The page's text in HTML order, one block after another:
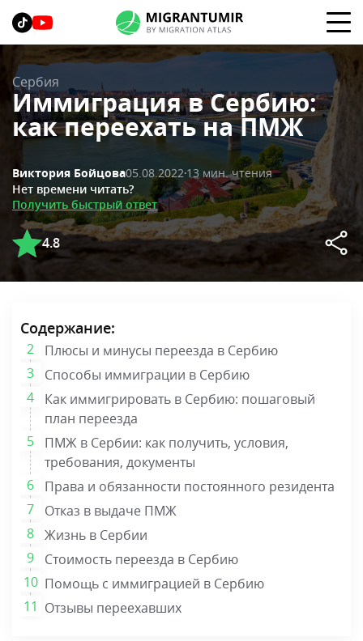
Сербия
Иммиграция в Сербию:
как переехать на ПМЖ
Виктория Бойцова05.08.2022 13 мин. чтения
Нет времени читать?
Получить быстрый ответ
4.8
Содержание:
Плюсы и минусы переезда в Сербию
Способы иммиграции в Сербию
Как иммигрировать в Сербию: пошаговый
план переезда
ПМЖ в Сербии: как получить, условия,
требования, документы
Права и обязанности постоянного резидента
Отказ в выдаче ПМЖ
Жизнь в Сербии
Стоимость переезда в Сербию
Помощь с иммиграцией в Сербию
Отзывы переехавших